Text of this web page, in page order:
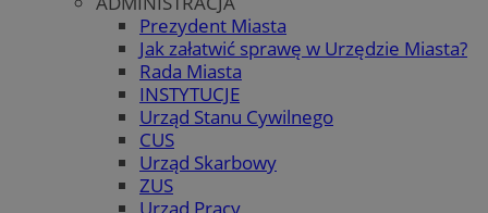
Prezydent Miasta
Jak załatwić sprawę w Urzędzie Miasta?
Rada Miasta
INSTYTUCJE
Urząd Stanu Cywilnego
CUS
Urząd Skarbowy
ZUS